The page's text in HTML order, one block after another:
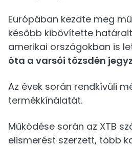
Európában kezdte meg
később kibővítette
amerikai országokban is
óta a varsói tőzsdén
Az évek során rendkívüli
termékkínálatát.
Működése során az XTB
elismerést szerzett, több